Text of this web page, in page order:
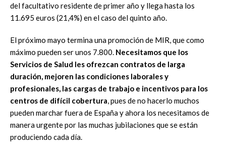
del facultativo residente de primer año y llega hasta los
11.695 euros (21,4%) en el caso del quinto año.
El próximo mayo termina una promoción de MIR, que como
máximo pueden ser unos 7.800. Necesitamos que los
Servicios de Salud les ofrezcan contratos de larga
duración, mejoren las condiciones laborales y
profesionales, las cargas de trabajo e incentivos para los
centros de difícil cobertura, pues de no hacerlo muchos
pueden marchar fuera de España y ahora los necesitamos de
manera urgente por las muchas jubilaciones que se están
produciendo cada día.